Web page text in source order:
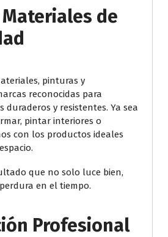
Materiales de
pinturas y
reconocidas para
duraderos y resistentes. Ya sea
pintar interiores o
con los productos ideales
que no solo luce bien,
en el tiempo.
Profesional